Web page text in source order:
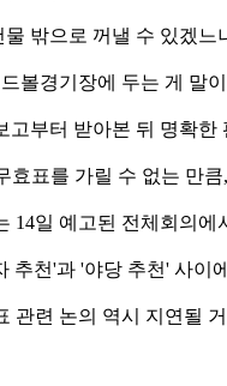
밖으로 꺼낼 수 있겠
볼경기장에 두는 게 말
고부터 받아본 뒤 명확
효표를 가릴 수 없는 만
14일 예고된 전체회의
추천'과 '야당 추천' 사이
관련 논의 역시 지연될